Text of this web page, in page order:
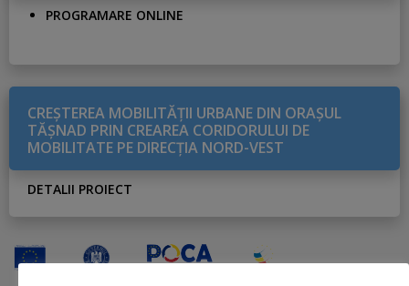
PROGRAMARE ONLINE
CREŞTEREA MOBILITĂŢII URBANE DIN ORAŞUL
TĂŞNAD PRIN CREAREA CORIDORULUI DE
MOBILITATE PE DIRECŢIA NORD-VEST
DETALII PROIECT